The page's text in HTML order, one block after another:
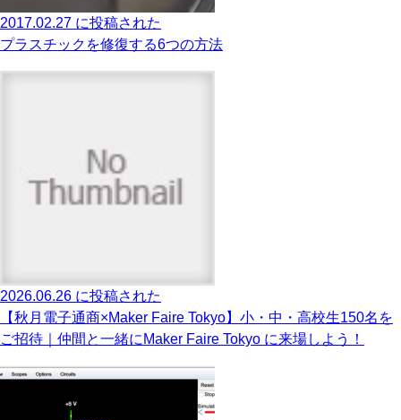
2017.02.27 に投稿された
プラスチックを修復する6つの方法
2026.06.26 に投稿された
【秋月電子通商×Maker Faire Tokyo】小・中・高校生150名を
ご招待｜仲間と一緒にMaker Faire Tokyo に来場しよう！